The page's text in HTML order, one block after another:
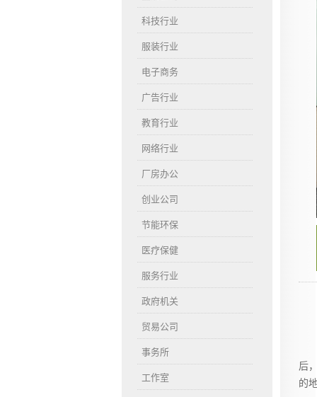
科技行业
服装行业
电子商务
广告行业
教育行业
网络行业
厂房办公
创业公司
节能环保
医疗保健
服务行业
政府机关
贸易公司
事务所
工作室
后
的